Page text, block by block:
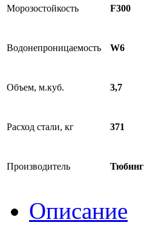
Морозостойкость F300
Водонепроницаемость W6
Объем, м.куб. 3,7
Расход стали, кг 371
Производитель Тюбинг
Описание